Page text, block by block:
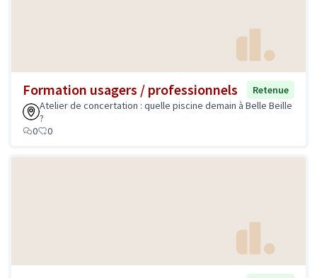
Formation usagers / professionnels
Retenue
Atelier de concertation : quelle piscine demain à Belle Beille
?
0
0